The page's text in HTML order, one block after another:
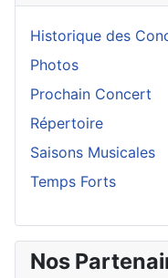
Historique des
Photos
Prochain Concert
Répertoire
Saisons Musicales
Temps Forts
Nos